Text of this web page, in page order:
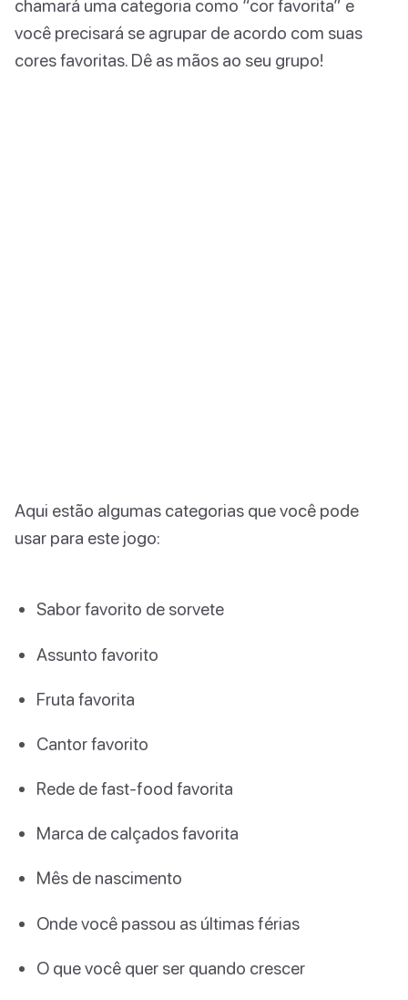
chamará uma categoria como “cor favorita” e
você precisará se agrupar de acordo com suas
cores favoritas. Dê as mãos ao seu grupo!
Aqui estão algumas categorias que você pode
usar para este jogo:
Sabor favorito de sorvete
Assunto favorito
Fruta favorita
Cantor favorito
Rede de fast-food favorita
Marca de calçados favorita
Mês de nascimento
Onde você passou as últimas férias
O que você quer ser quando crescer